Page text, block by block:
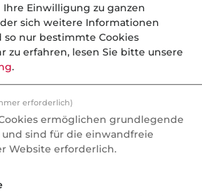
dvb-Redaktion
Wertpapierdepot
Machtinstrument
wird
neues "Discount
Ihre Einwilligung zu ganzen
sich weitere Informationen
so nur bestimmte Cookies
zu erfahren, lesen Sie bitte unsere
.
erforderlich)
ermöglichen grundlegende
sind für die einwandfreie
Website erforderlich.